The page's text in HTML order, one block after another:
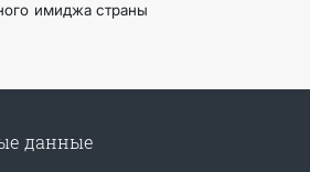
имиджа страны
данные